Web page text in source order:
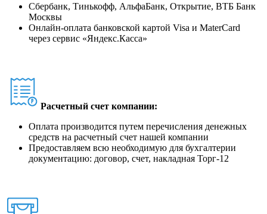
Сбербанк, Тинькофф, АльфаБанк, Открытие, ВТБ Банк
Москвы
Онлайн-оплата банковской картой Visa и MaterCard
через сервис «Яндекс.Касса»
Расчетный счет компании:
Оплата производится путем перечисления денежных
средств на расчетный счет нашей компании
Предоставляем всю необходимую для бухгалтерии
документацию: договор, счет, накладная Торг-12